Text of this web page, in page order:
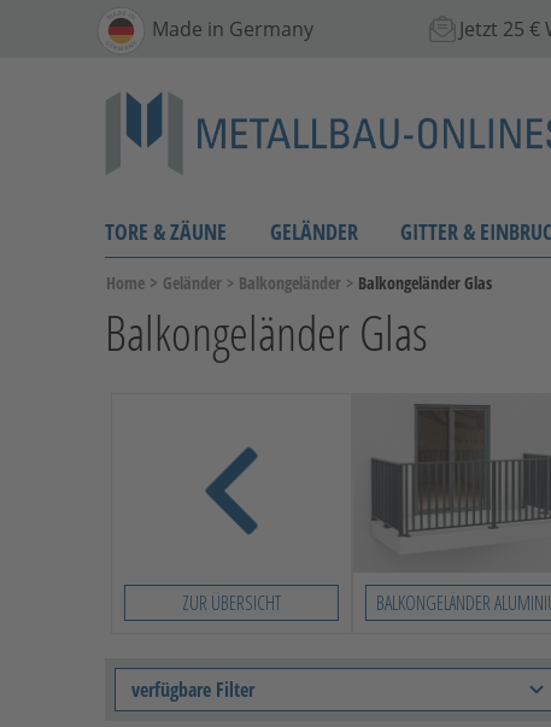
Made in Germany Jetzt 25
TORE & ZÄUNE GELÄNDER GITTER &
Home > Geländer > Balkongeländer > Balkongeländer Glas
Balkongeländer Glas
ZUR ÜBERSICHT BALKONGELÄNDER
verfügbare Filter